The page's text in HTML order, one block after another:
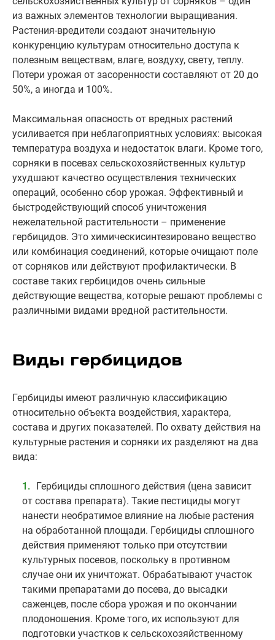
из важных элементов технологии выращивания.
Растения-вредители создают значительную
конкуренцию культурам относительно доступа к
полезным веществам, влаге, воздуху, свету, теплу.
Потери урожая от засоренности составляют от 20 до
50%, а иногда и 100%.
Максимальная опасность от вредных растений
усиливается при неблагоприятных условиях: высокая
температура воздуха и недостаток влаги. Кроме того,
сорняки в посевах сельскохозяйственных культур
ухудшают качество осуществления технических
операций, особенно сбор урожая. Эффективный и
быстродействующий способ уничтожения
нежелательной растительности – применение
гербицидов. Это химическисинтезировано вещество
или комбинация соединений, которые очищают поле
от сорняков или действуют профилактически. В
составе таких гербицидов очень сильные
действующие вещества, которые решают проблемы с
различными видами вредной растительности.
Виды гербицидов
Гербициды имеют различную классификацию
относительно объекта воздействия, характера,
состава и других показателей. По охвату действия на
культурные растения и сорняки их разделяют на два
вида:
Гербициды сплошного действия (цена зависит
от состава препарата). Такие пестициды могут
нанести необратимое влияние на любые растения
на обработанной площади. Гербициды сплошного
действия применяют только при отсутствии
культурных посевов, поскольку в противном
случае они их уничтожат. Обрабатывают участок
такими препаратами до посева, до высадки
саженцев, после сбора урожая и по окончании
плодоношения. Кроме того, их используют для
подготовки участков к сельскохозяйственному